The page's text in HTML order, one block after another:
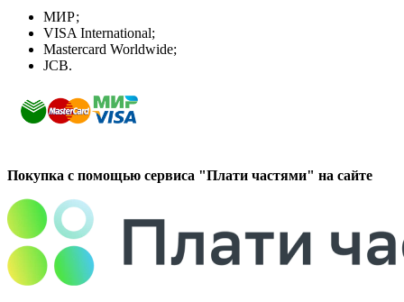
МИР;
VISA International;
Mastercard Worldwide;
JCB.
Покупка с помощью сервиса "Плати частями" на сайте